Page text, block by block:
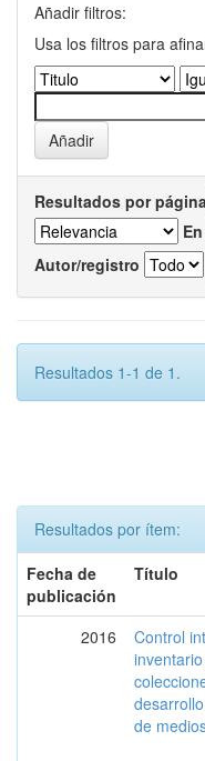
Añadir filtros:
Usa los filtros para
Resultados por
Autor/registro
Resultados 1-1 de 1.
Resultados por ítem:
Fecha de
publicación
Título
2016
Control
de